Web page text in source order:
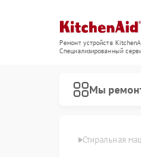
Ремонт устройств
Специализированный
Мы
Стиральная